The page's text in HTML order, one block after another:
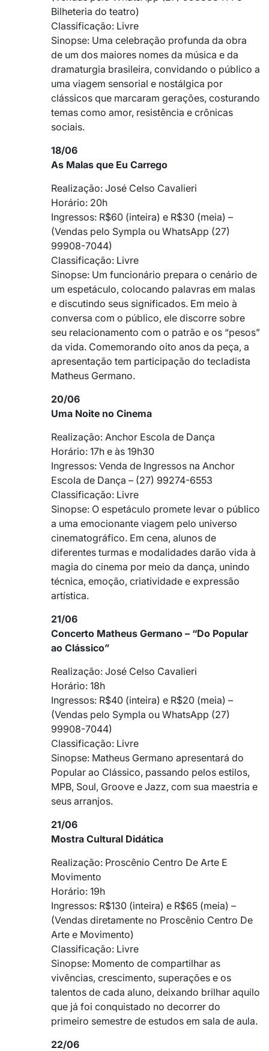
Bilheteria do teatro)
Classificação: Livre
Sinopse: Uma celebração profunda da obra
de um dos maiores nomes da música e da
dramaturgia brasileira, convidando o público a
uma viagem sensorial e nostálgica por
clássicos que marcaram gerações, costurando
temas como amor, resistência e crônicas
sociais.
18/06
As Malas que Eu Carrego
Realização: José Celso Cavalieri
Horário: 20h
Ingressos: R$60 (inteira) e R$30 (meia) –
(Vendas pelo Sympla ou WhatsApp (27)
99908-7044)
Classificação: Livre
Sinopse: Um funcionário prepara o cenário de
um espetáculo, colocando palavras em malas
e discutindo seus significados. Em meio à
conversa com o público, ele discorre sobre
seu relacionamento com o patrão e os “pesos”
da vida. Comemorando oito anos da peça, a
apresentação tem participação do tecladista
Matheus Germano.
20/06
Uma Noite no Cinema
Realização: Anchor Escola de Dança
Horário: 17h e às 19h30
Ingressos: Venda de Ingressos na Anchor
Escola de Dança – (27) 99274-6553
Classificação: Livre
Sinopse: O espetáculo promete levar o público
a uma emocionante viagem pelo universo
cinematográfico. Em cena, alunos de
diferentes turmas e modalidades darão vida à
magia do cinema por meio da dança, unindo
técnica, emoção, criatividade e expressão
artística.
21/06
Concerto Matheus Germano – “Do Popular
ao Clássico”
Realização: José Celso Cavalieri
Horário: 18h
Ingressos: R$40 (inteira) e R$20 (meia) –
(Vendas pelo Sympla ou WhatsApp (27)
99908-7044)
Classificação: Livre
Sinopse: Matheus Germano apresentará do
Popular ao Clássico, passando pelos estilos,
MPB, Soul, Groove e Jazz, com sua maestria e
seus arranjos.
21/06
Mostra Cultural Didática
Realização: Proscênio Centro De Arte E
Movimento
Horário: 19h
Ingressos: R$130 (inteira) e R$65 (meia) –
(Vendas diretamente no Proscênio Centro De
Arte e Movimento)
Classificação: Livre
Sinopse: Momento de compartilhar as
vivências, crescimento, superações e os
talentos de cada aluno, deixando brilhar aquilo
que já foi conquistado no decorrer do
primeiro semestre de estudos em sala de aula.
22/06